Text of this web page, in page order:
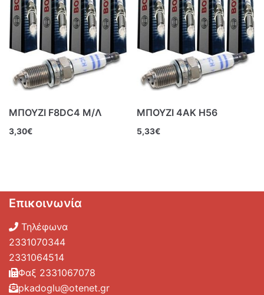
ΜΠΟΥΖΙ F8DC4 Μ/Λ
3,30€
ΜΠΟΥΖΙ 4ΑΚ Η56
5,33€
Επικοινωνία
Τηλέφωνα
2331070344
2331064514
Φαξ 2331067078
pkadoglu@otenet.gr